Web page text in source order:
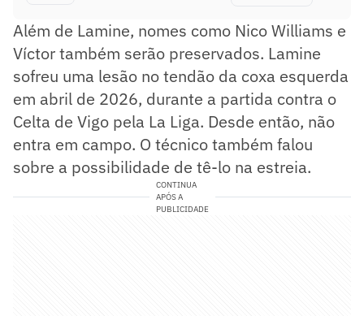
Além de Lamine, nomes como Nico Williams e
Víctor também serão preservados. Lamine
sofreu uma lesão no tendão da coxa esquerda
em abril de 2026, durante a partida contra o
Celta de Vigo pela La Liga. Desde então, não
entra em campo. O técnico também falou
sobre a possibilidade de tê-lo na estreia.
CONTINUA
APÓS A
PUBLICIDADE